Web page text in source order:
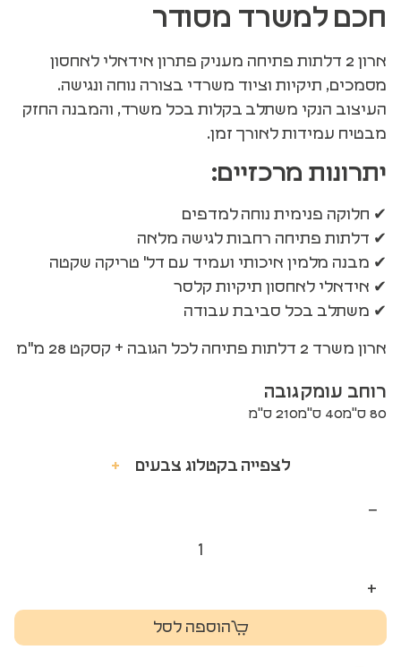
חכם למשרד מסודר
ארון 2 דלתות פתיחה מעניק פתרון אידאלי לאחסון
מסמכים, תיקיות וציוד משרדי בצורה נוחה ונגישה.
העיצוב הנקי משתלב בקלות בכל משרד, והמבנה החזק
מבטיח עמידות לאורך זמן.
יתרונות מרכזיים:
✔ חלוקה פנימית נוחה למדפים
✔ דלתות פתיחה רחבות לגישה מלאה
✔ מבנה מלמין איכותי ועמיד עם דל' טריקה שקטה
✔ אידאלי לאחסון תיקיות קלסר
✔ משתלב בכל סביבת עבודה
ארון משרד 2 דלתות פתיחה לכל הגובה + קסקט 28 מ"מ
רוחב
80 ס"מ
עומק
40 ס"מ
גובה
210 ס"מ
לצפייה בקטלוג צבעים +
−
+
הוספה לסל